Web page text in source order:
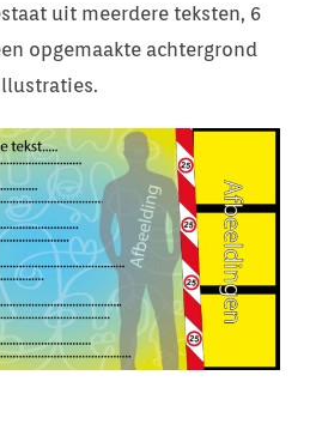
uit meerdere teksten, 6
opgemaakte achtergrond